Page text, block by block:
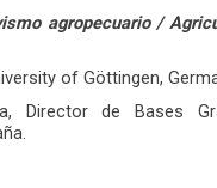
agropecuario /
of Göttingen,
Director de Bases